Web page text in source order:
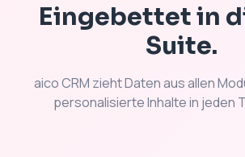
Eingebettet in
Suite.
aico CRM zieht Daten aus allen
personalisierte Inhalte in jeden